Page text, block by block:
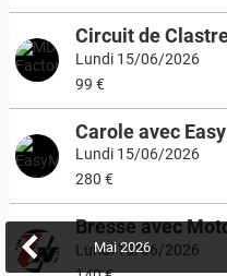
Circuit de
Lundi 15/06/2026
99 €
Carole avec
Lundi 15/06/2026
280 €
Bresse avec
Lundi 15/06/2026
Mai2026